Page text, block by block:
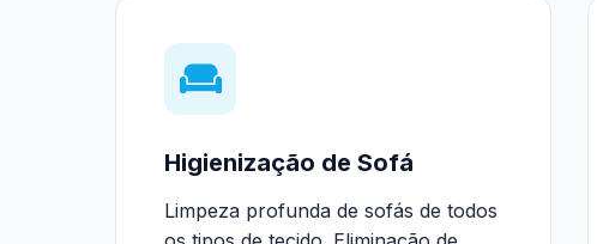
Higienização de Sofá
Limpeza profunda de sofás de todos